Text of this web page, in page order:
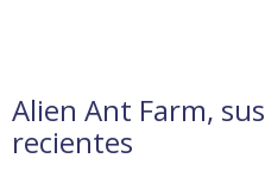
Alien Ant Farm,
recientes